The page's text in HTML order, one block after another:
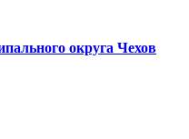
округа Чехов